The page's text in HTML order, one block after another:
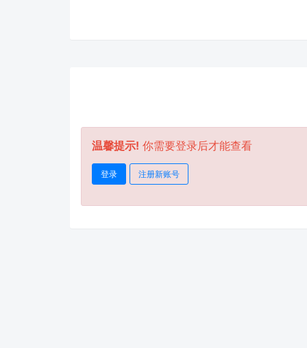
温馨提示! 你需要登录后才能查看
登录 注册新账号